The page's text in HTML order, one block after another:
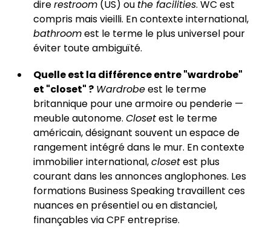
direrestroom(US) ou the facilities. WC est
compris mais vieilli. En contexte international,
bathroomest le terme le plus universel pour
éviter toute ambiguïté.
Quelle est la différence entre "wardrobe"
et "closet" ? Wardrobeest le terme
britannique pour une armoire ou penderie —
meuble autonome. Closetest le terme
américain, désignant souvent un espace de
rangement intégré dans le mur. En contexte
immobilier international,closetest plus
courant dans les annonces anglophones. Les
formations Business Speaking travaillent ces
nuances en présentiel ou en distanciel,
finançables via CPF entreprise.